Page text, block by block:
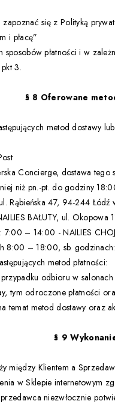
się z Polityką
i płacę”
płatności i w
3.
§ 8 Oferowane
metod dostawy
Concierge, dostawa
niż pn.-pt. do godziny
Rąbieńska 47, 94-244
BAŁUTY, ul.
– 14:00 - NAILIES
8:00 – 18:00, sb.
metod płatności:
odbioru w
tym odroczone płatności
temat metod dostawy oraz
§ 9
między Klientem a
w Sklepie internetowym
niezwłocznie